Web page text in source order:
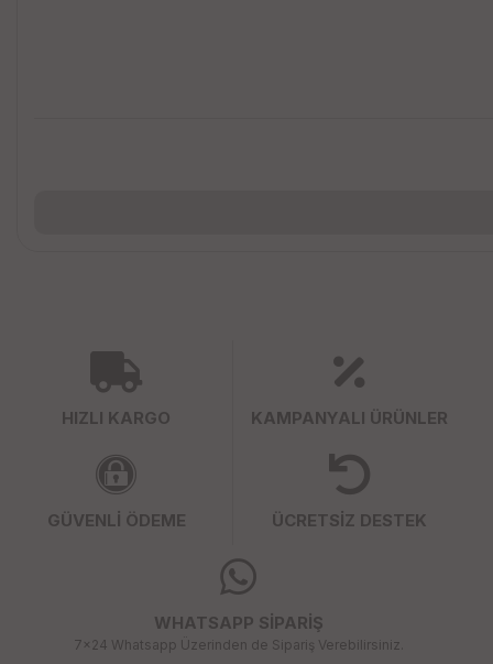
HIZLI KARGO KAMPANYALI ÜRÜNLER
GÜVENLİ ÖDEME ÜCRETSİZ DESTEK
WHATSAPP SİPARİŞ
7x24 Whatsapp Üzerinden de Sipariş Verebilirsiniz.